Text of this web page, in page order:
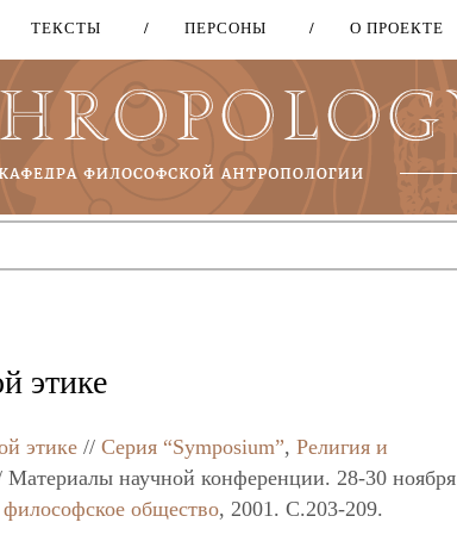
Перейти
основному
содержанию
ТЕКСТЫ ПЕРСОНЫ О ПРОЕКТЕ
этике
этике // Серия “Symposium”, Религия и
научной конференции. 28-30 ноября
общество, 2001. C.203-209.